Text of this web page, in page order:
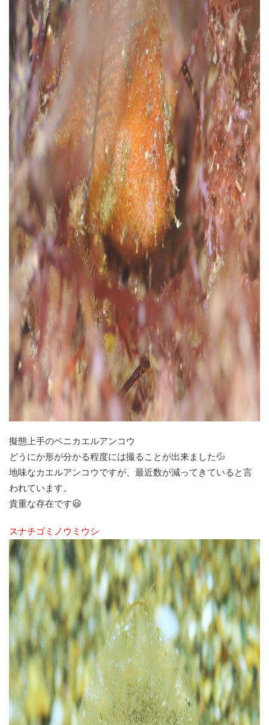
擬態上手のベニカエルアンコウ
どうにか形が分かる程度には撮ることが出来ました💦
地味なカエルアンコウですが、最近数が減ってきていると言
われています。
貴重な存在です😃
スナチゴミノウミウシ